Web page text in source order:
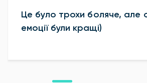
Це було трохи боляче, але
емоції були кращі)